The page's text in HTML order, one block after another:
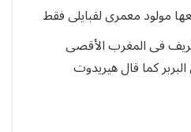
مولود معمرى لقبايلى فقط
فى المغرب الأقصى
كما قال هيريدوت